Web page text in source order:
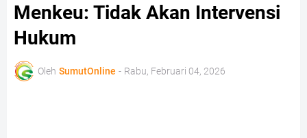
Menkeu: Tidak Akan Intervensi
Hukum
Oleh SumutOnline - Rabu, Februari 04, 2026